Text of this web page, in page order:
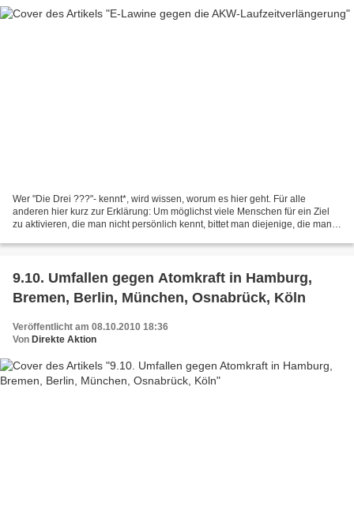
Wer "Die Drei ???"- kennt*, wird wissen, worum es hier geht. Für alle
anderen hier kurz zur Erklärung: Um möglichst viele Menschen für ein Ziel
zu aktivieren, die man nicht persönlich kennt, bittet man diejenige, die man
9.10. Umfallen gegen Atomkraft in Hamburg,
Bremen, Berlin, München, Osnabrück, Köln
Veröffentlicht am 08.10.2010 18:36
Von Direkte Aktion